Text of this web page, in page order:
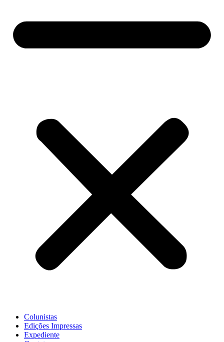
Colunistas
Edições Impressas
Expediente